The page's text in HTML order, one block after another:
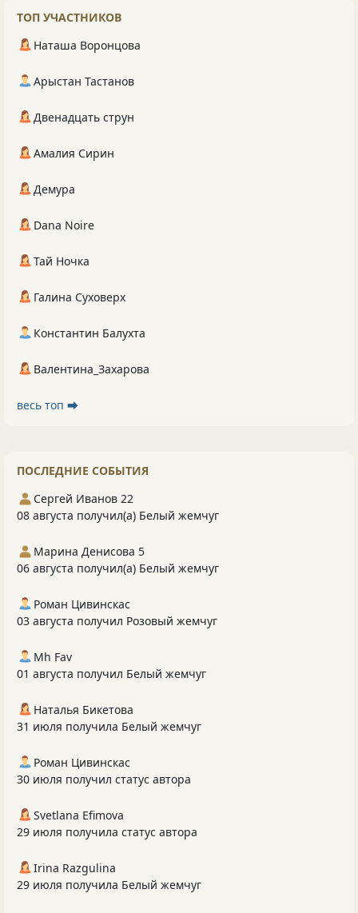
ТОП УЧАСТНИКОВ
Наташа Воронцова
Арыстан Тастанов
Двенадцать струн
Амалия Сирин
Демура
Dana Noire
Тай Ночка
Галина Суховерх
Константин Балухта
Валентина_Захарова
весь топ ⮕
ПОСЛЕДНИЕ СОБЫТИЯ
Сергей Иванов 22
08 августа получил(а) Белый жемчуг
Марина Денисова 5
06 августа получил(а) Белый жемчуг
Роман Цивинскас
03 августа получил Розовый жемчуг
Mh Fav
01 августа получил Белый жемчуг
Наталья Бикетова
31 июля получила Белый жемчуг
Роман Цивинскас
30 июля получил статус автора
Svetlana Efimova
29 июля получила статус автора
Irina Razgulina
29 июля получила Белый жемчуг